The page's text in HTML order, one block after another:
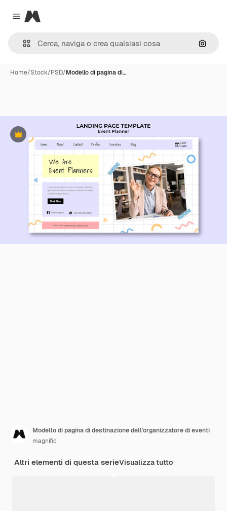
Close menu
Magnific
Cerca
Home/Stock/PSD/Modello di pagina di…
Premium
Modello di pagina di destinazione dell'organizzatore di eventi
magnific
Altri elementi di questa serieVisualizza tutto